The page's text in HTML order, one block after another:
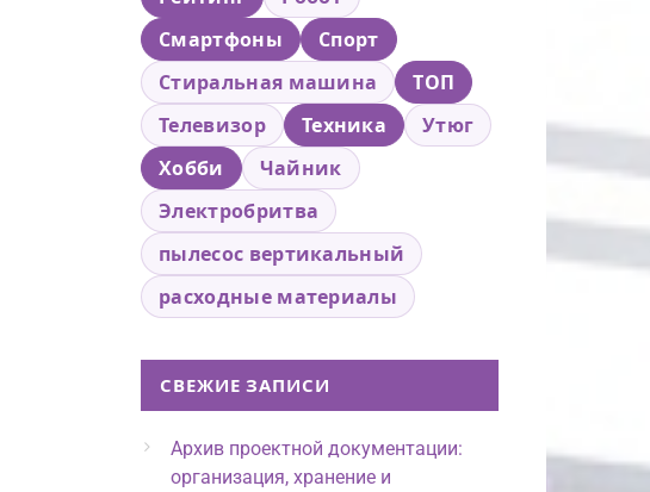
Смартфоны
Спорт
Стиральная машина
ТОП
Телевизор
Техника
Утюг
Хобби
Чайник
Электробритва
пылесос вертикальный
расходные материалы
СВЕЖИЕ ЗАПИСИ
Архив проектной документации:
организация, хранение и